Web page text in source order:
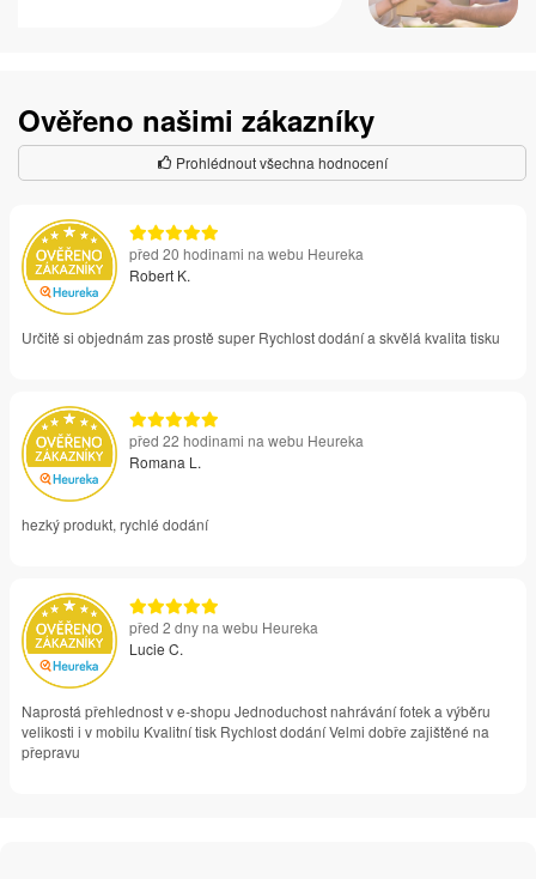
Ověřeno našimi zákazníky
Prohlédnout všechna hodnocení
před 20 hodinami na webu Heureka
Robert K.
Určitě si objednám zas prostě super Rychlost dodání a skvělá kvalita tisku
před 22 hodinami na webu Heureka
Romana L.
hezký produkt, rychlé dodání
před 2 dny na webu Heureka
Lucie C.
Naprostá přehlednost v e-shopu Jednoduchost nahrávání fotek a výběru
velikosti i v mobilu Kvalitní tisk Rychlost dodání Velmi dobře zajištěné na
přepravu